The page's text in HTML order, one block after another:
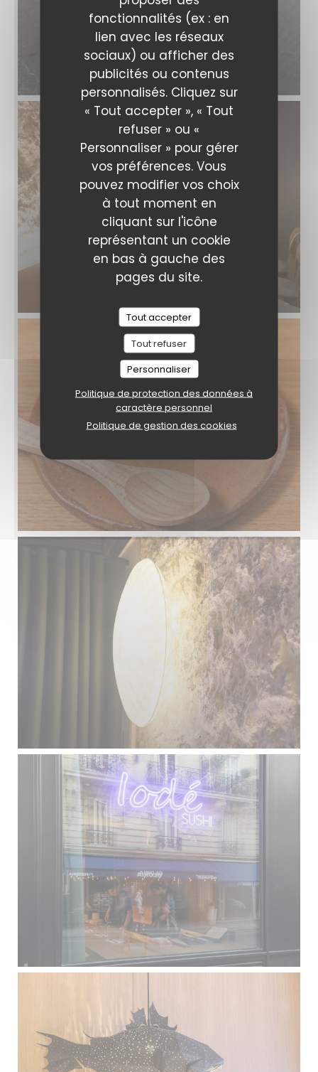
fonctionnalités (ex : en
lien avec les réseaux
sociaux) ou afficher des
publicités ou contenus
personnalisés. Cliquez sur
« Tout accepter », « Tout
refuser » ou «
Personnaliser » pour gérer
vos préférences. Vous
pouvez modifier vos choix
à tout moment en
cliquant sur l'icône
représentant un cookie
en bas à gauche des
pages du site.
Tout accepter
Tout refuser
Personnaliser
Politique de protection des données à
caractère personnel
Politique de gestion des cookies
Iodé Sushi